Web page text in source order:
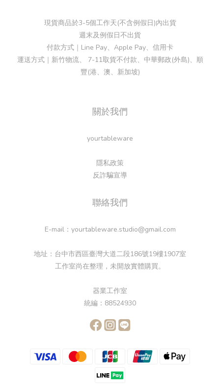
現貨商品於3-5個工作天(不含例假日)內出貨
週末及例假日不出貨
付款方式｜Line Pay、Apple Pay、信用卡
運送方式｜新竹物流、 7-11取貨不付款、中華郵政(外島)、順
豐(港、澳、新加坡)
關於我們
yourtableware
隱私政策
反詐騙宣導
聯絡我們
E-mail：yourtableware.studio@gmail.com
地址：台中市西區臺灣大道二段186號19樓1907室
工作室尚在整理，未開放實體購買。
器業工作室
統編：88524930